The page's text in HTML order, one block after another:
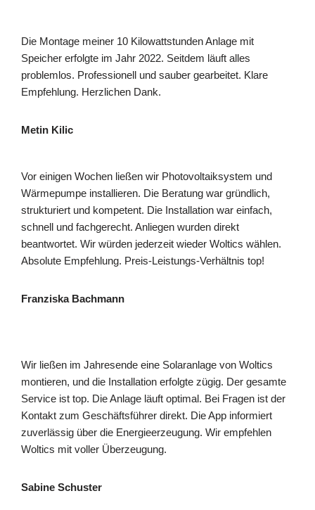
Die Montage meiner 10 Kilowattstunden Anlage mit
Speicher erfolgte im Jahr 2022. Seitdem läuft alles
problemlos. Professionell und sauber gearbeitet. Klare
Empfehlung. Herzlichen Dank.
Metin Kilic
Vor einigen Wochen ließen wir Photovoltaiksystem und
Wärmepumpe installieren. Die Beratung war gründlich,
strukturiert und kompetent. Die Installation war einfach,
schnell und fachgerecht. Anliegen wurden direkt
beantwortet. Wir würden jederzeit wieder Woltics wählen.
Absolute Empfehlung. Preis-Leistungs-Verhältnis top!
Franziska Bachmann
Wir ließen im Jahresende eine Solaranlage von Woltics
montieren, und die Installation erfolgte zügig. Der gesamte
Service ist top. Die Anlage läuft optimal. Bei Fragen ist der
Kontakt zum Geschäftsführer direkt. Die App informiert
zuverlässig über die Energieerzeugung. Wir empfehlen
Woltics mit voller Überzeugung.
Sabine Schuster